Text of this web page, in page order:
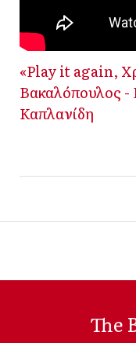
«Play it again,
Βακαλόπουλος -
Καπλανίδη
The